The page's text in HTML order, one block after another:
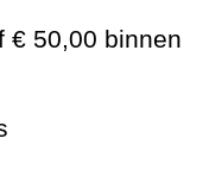
€ 50,00 binnen